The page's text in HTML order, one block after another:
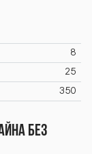
8
25
350
без